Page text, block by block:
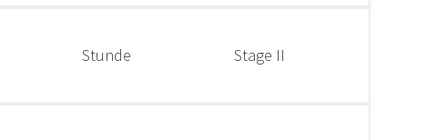
Stunde Stage II